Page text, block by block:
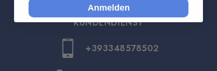
KUNDENDIENST
+393348578502
Anmelden